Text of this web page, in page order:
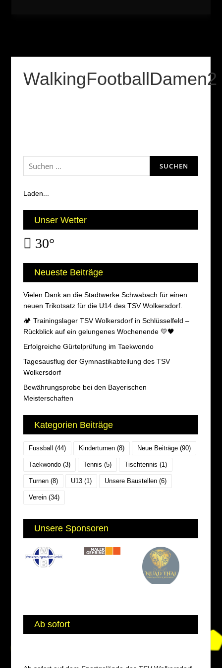
WalkingFootballDamen2
Suchen
nach:
Laden...
Unser Wetter
30°
Neueste Beiträge
Vielen Dank an die Stadtwerke Schwabach für einen
neuen Trikotsatz für die U14 des TSV Wolkersdorf.
🏕️ Trainingslager TSV Wolkersdorf in Schlüsselfeld –
Rückblick auf ein gelungenes Wochenende 💛🖤
Erfolgreiche Gürtelprüfung im Taekwondo
Tagesausflug der Gymnastikabteilung des TSV
Wolkersdorf
Bewährungsprobe bei den Bayerischen
Meisterschaften
Kategorien Beiträge
Fussball (44) Kinderturnen(8) Neue Beiträge(90)
Taekwondo(3) Tennis (5) Tischtennis (1)
Turnen(8) U13(1) Unsere Baustellen(6)
Verein(34)
Unsere Sponsoren
Ab sofort